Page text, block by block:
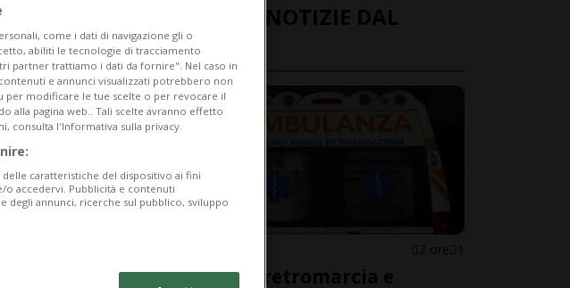
ULTIME NOTIZIE DAL
MONDO
2 ore 1
Mette la retromarcia e
come i dati di navigazione gli o
abiliti le tecnologie di tracciamento
partner trattiamo i dati da fornire". Nel caso in
e annunci visualizzati potrebbero non
per modificare le tue scelte o per revocare il
alla pagina web.. Tali scelte avranno effetto
consulta l'Informativa sulla privacy.
caratteristiche del dispositivo ai fini
o accedervi. Pubblicità e contenuti
degli annunci, ricerche sul pubblico, sviluppo